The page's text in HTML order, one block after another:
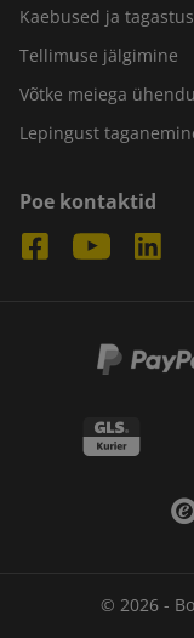
Kaebused ja
Tellimuse jälgimine
Võtke meiega
Lepingust
Poe kontaktid
© 2026 -